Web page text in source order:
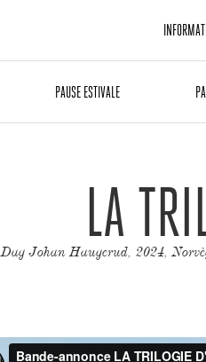
PAUSE ESTIVALE
LA
Dag Johan Haugerud, 2024,